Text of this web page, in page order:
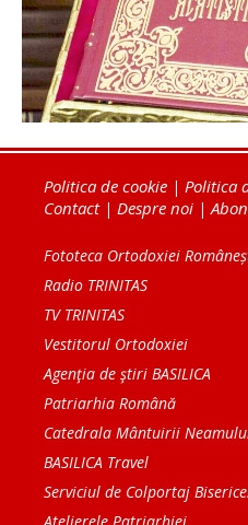
Politica de cookie | Politica
Contact| Despre noi |
Fototeca Ortodoxiei
Radio TRINITAS
TV TRINITAS
Vestitorul Ortodoxiei
Agenţia de ştiri BASILICA
Patriarhia Română
Catedrala Mântuirii
BASILICA Travel
Serviciul de Colportaj